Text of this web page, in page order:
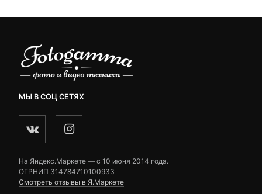
МЫ В СОЦ СЕТЯХ
На Яндекс.Маркете — c 10 июня 2014 года.
ОГРНИП 314784710100933
Смотреть отзывы в Я.Маркете